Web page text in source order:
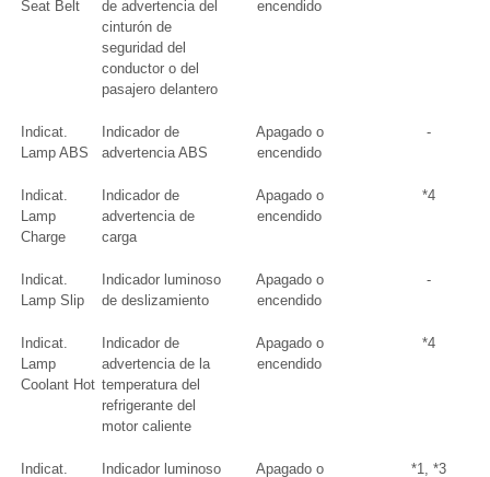
Seat Belt
de advertencia del
cinturón de
seguridad del
conductor o del
pasajero delantero
encendido
Indicat.
Lamp ABS
Indicador de
advertencia ABS
Apagado o
encendido
-
Indicat.
Lamp
Charge
Indicador de
advertencia de
carga
Apagado o
encendido
*4
Indicat.
Lamp Slip
Indicador luminoso
de deslizamiento
Apagado o
encendido
-
Indicat.
Lamp
Coolant Hot
Indicador de
advertencia de la
temperatura del
refrigerante del
motor caliente
Apagado o
encendido
*4
Indicat.
Indicador luminoso
Apagado o
*1, *3